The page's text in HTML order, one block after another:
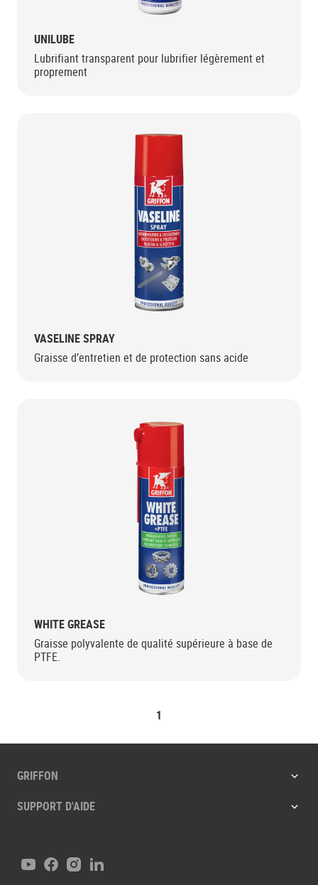
UNILUBE
Lubrifiant transparent pour lubrifier légèrement et
proprement
VASELINE SPRAY
Graisse d’entretien et de protection sans acide
WHITE GREASE
Graisse polyvalente de qualité supérieure à base de
PTFE.
1
GRIFFON
SUPPORT D'AIDE
YoutubeFacebook
Instagram
LinkedIn